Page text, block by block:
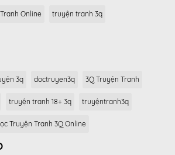
Online truyện tranh 3q
3q doctruyen3q 3Q Truyện Tranh
truyện tranh 18+ 3q truyệntranh3q
Truyện Tranh 3Q Online